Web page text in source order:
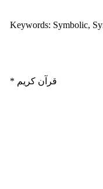
Keywords: Symbolic,
* قرآن کریم